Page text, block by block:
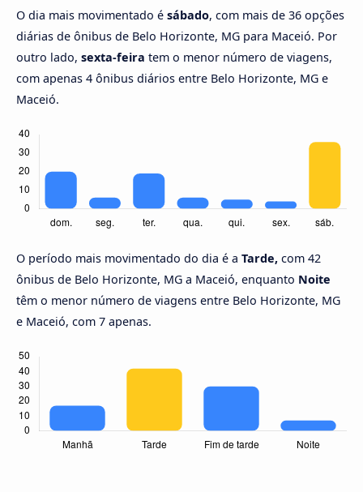
O dia mais movimentado é sábado, com mais de 36 opções
diárias de ônibus de Belo Horizonte, MG para Maceió. Por
outro lado, sexta-feira tem o menor número de viagens,
com apenas 4 ônibus diários entre Belo Horizonte, MG e
Maceió.
O período mais movimentado do dia é a Tarde, com 42
ônibus de Belo Horizonte, MG a Maceió, enquanto Noite
têm o menor número de viagens entre Belo Horizonte, MG
e Maceió, com 7 apenas.